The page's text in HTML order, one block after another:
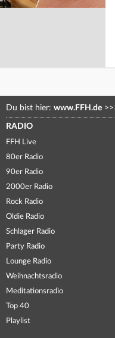
Du bist hier: www.FFH.de
RADIO
FFH Live
80er Radio
90er Radio
2000er Radio
Rock Radio
Oldie Radio
Schlager Radio
Party Radio
Lounge Radio
Weihnachtsradio
Meditationsradio
Top 40
Playlist